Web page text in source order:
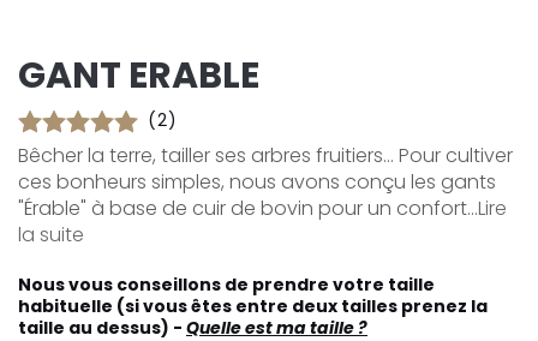
GANT ERABLE
(2)
Bêcher la terre, tailler ses arbres fruitiers... Pour cultiver
ces bonheurs simples, nous avons conçu les gants
"Érable" à base de cuir de bovin pour un confort...Lire
la suite
Nous vous conseillons de prendre votre taille
habituelle (si vous êtes entre deux tailles prenez la
taille au dessus) - Quelle est ma taille ?